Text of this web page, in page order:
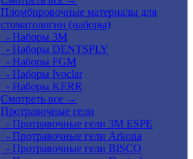
Пломбировочные материалы для
стоматологии (наборы)
- Наборы 3М
- Наборы DENTSPLY
- Наборы FGM
- Наборы Ivoclar
- Наборы KERR
Смотреть все →
Протравочные гели
- Протравочные гели 3М ESPE
- Протравочные гели Arkona
- Протравочные гели BISCO